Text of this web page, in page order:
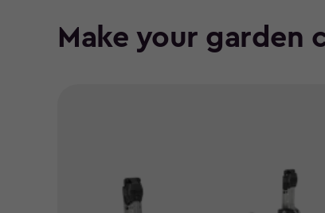
Make your garden